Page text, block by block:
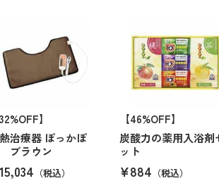
32%OFF】
治療器 ぽっかぽ
ブラウン
（税込）
【46%OFF】
炭酸力の薬用入浴剤
ット
¥884 （税込）